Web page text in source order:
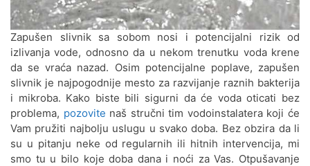
Odgušenje kanalizacije Cerak
Vinogradi
Odgušenje kanalizacije Crveni
krst
Odgušenje kanalizacije Čubura
Odgušenje kanalizacije Čukarica
Zapušen slivnik sa sobom nosi i potencijalni rizik od
izlivanja vode, odnosno da u nekom trenutku voda krene
da se vraća nazad. Osim potencijalne poplave, zapušen
slivnik je najpogodnije mesto za razvijanje raznih bakterija
i mikroba. Kako biste bili sigurni da će voda oticati bez
problema, pozovite naš stručni tim vodoinstalatera koji će
Vam pružiti najbolju uslugu u svako doba. Bez obzira da li
su u pitanju neke od regularnih ili hitnih intervencija, mi
smo tu u bilo koje doba dana i noći za Vas. Otpušavanje